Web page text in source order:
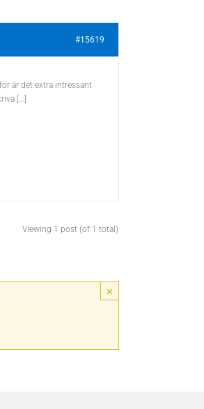
#15619
är det extra intressant
[…]
Viewing 1 post (of 1 total)
×